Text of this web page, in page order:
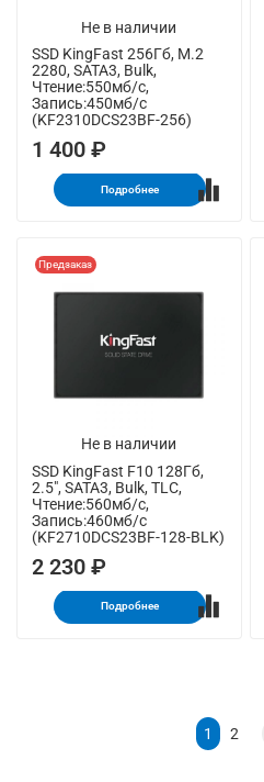
Не в наличии
SSD KingFast 256Гб, M.2
2280, SATA3, Bulk,
Чтение:550мб/с,
Запись:450мб/с
(KF2310DCS23BF-256)
1 400 ₽
Подробнее
Не в наличии
Предзаказ
SSD KingFast F10 128Гб,
2.5", SATA3, Bulk, TLC,
Чтение:560мб/с,
Запись:460мб/с
(KF2710DCS23BF-128-BLK)
2 230 ₽
Подробнее
1 2